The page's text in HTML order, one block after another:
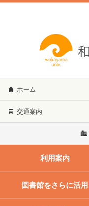
ホーム
交通案内
利用案内
図書館をさらに活用